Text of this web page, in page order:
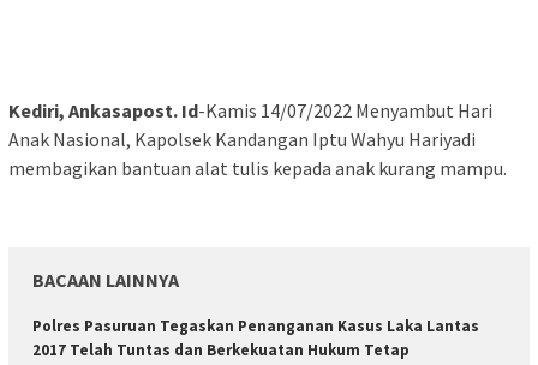
Kediri, Ankasapost. Id-Kamis 14/07/2022 Menyambut Hari
Anak Nasional, Kapolsek Kandangan Iptu Wahyu Hariyadi
membagikan bantuan alat tulis kepada anak kurang mampu.
BACAAN LAINNYA
Polres Pasuruan Tegaskan Penanganan Kasus Laka Lantas
2017 Telah Tuntas dan Berkekuatan Hukum Tetap